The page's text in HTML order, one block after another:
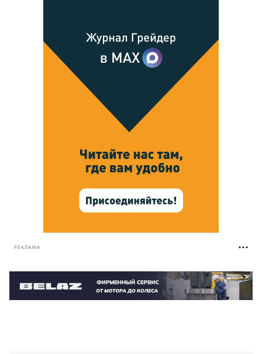
РЕКЛАМА